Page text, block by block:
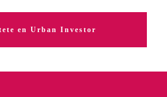
en Urban Investor